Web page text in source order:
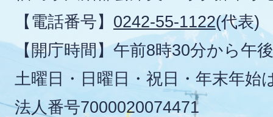
【電話番号】 0242-55-1122(代表)
【開庁時間】午前8時30分から午
土曜日・日曜日・祝日・年末年始
法人番号7000020074471